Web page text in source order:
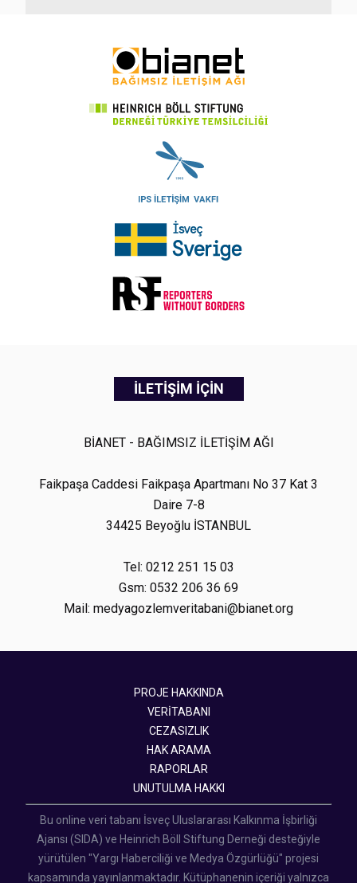
İLETİŞİM İÇİN
BİANET - BAĞIMSIZ İLETİŞİM AĞI
Faikpaşa Caddesi Faikpaşa Apartmanı No 37 Kat 3
Daire 7-8
34425 Beyoğlu İSTANBUL
Tel: 0212 251 15 03
Gsm: 0532 206 36 69
Mail: medyagozlemveritabani@bianet.org
PROJE HAKKINDA
VERİTABANI
CEZASIZLIK
HAK ARAMA
RAPORLAR
UNUTULMA HAKKI
Bu online veri tabanı İsveç Uluslararası Kalkınma İşbirliği
Ajansı (SIDA) ve Heinrich Böll Stiftung Derneği desteğiyle
yürütülen "Yargı Haberciliği ve Medya Özgürlüğü" projesi
kapsamında yayınlanmaktadır. Kütüphanenin içeriği yalnızca